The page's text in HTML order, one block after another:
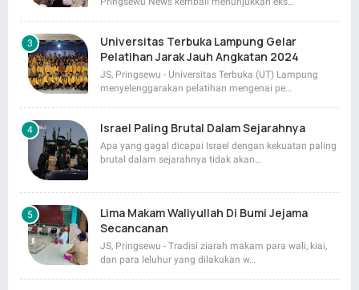
Universitas Terbuka Lampung Gelar
Pelatihan Jarak Jauh Angkatan 2024
JS, Pringsewu - Universitas Terbuka (UT) Lampung
menyelenggarakan pelatihan mengenai pe…
Israel Paling Brutal Dalam Sejarahnya
Apa yang gagal dicapai Israel dengan kekuatan paling
brutal dalam sejarahnya tidak akan…
Lima Makam Waliyullah Di Bumi Jejama
Secancanan
JS, Pringsewu - Tradisi ziarah makam para wali, kiai,
dan para leluhur yang dilakukan w…